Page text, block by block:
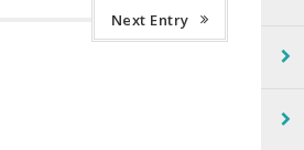
Next Entry